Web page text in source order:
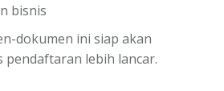
bisnis
dokumen ini siap akan
pendaftaran lebih lancar.